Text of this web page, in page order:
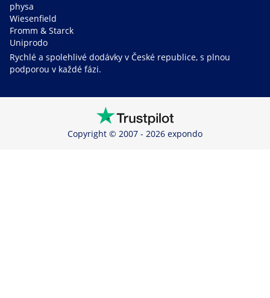
physa
Wiesenfield
Fromm & Starck
Uniprodo
Rychlé a spolehlivé dodávky v České republice, s plnou
podporou v každé fázi.
Copyright © 2007 - 2026 expondo